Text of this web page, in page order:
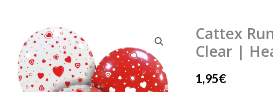
Cattex
Clear |
1,95€